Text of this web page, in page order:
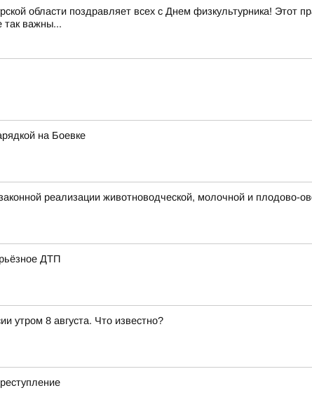
области поздравляет всех с Днем физкультурника! Этот
так важны...
на Боевке
реализации животноводческой, молочной и плодово-
ДТП
утром 8 августа. Что известно?